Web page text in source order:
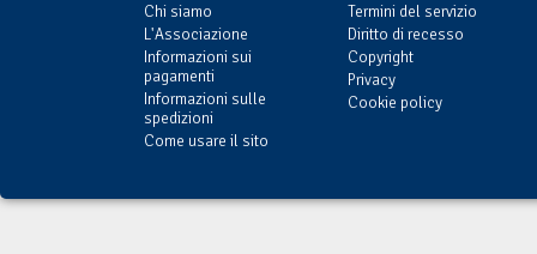
Chi siamo
L'Associazione
Informazioni sui
pagamenti
Informazioni sulle
spedizioni
Come usare il sito
Termini del servizio
Diritto di recesso
Copyright
Privacy
Cookie policy